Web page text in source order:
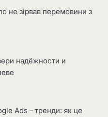
не зірвав перемовини з
надёжности и
Ads – тренди: як це